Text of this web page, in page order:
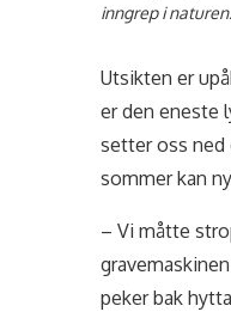
inngrep i
Utsikten er
er den eneste
setter oss ned
sommer kan
– Vi måtte
peker bak